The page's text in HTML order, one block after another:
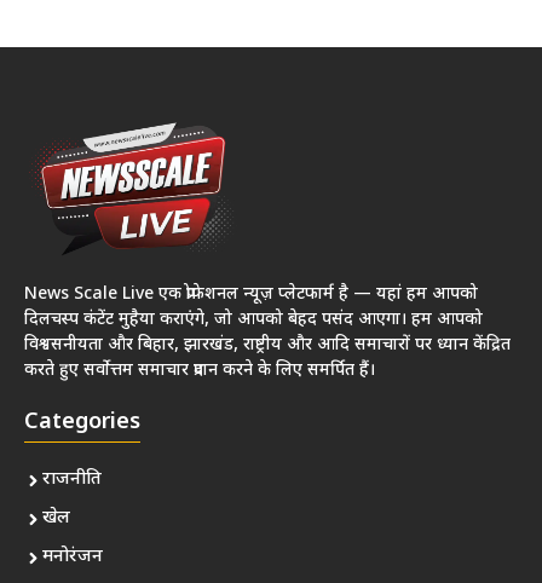
News Scale Live एक प्रोफेशनल न्यूज़ प्लेटफार्म है — यहां हम आपको
दिलचस्प कंटेंट मुहैया कराएंगे, जो आपको बेहद पसंद आएगा। हम आपको
विश्वसनीयता और बिहार, झारखंड, राष्ट्रीय और आदि समाचारों पर ध्यान केंद्रित
करते हुए सर्वोत्तम समाचार प्रदान करने के लिए समर्पित हैं।
Categories
राजनीति
खेल
मनोरंजन